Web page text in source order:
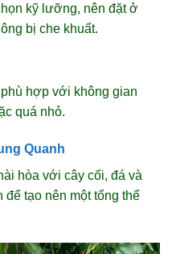
kỹ lưỡng, nên đặt ở
bị che khuất.
hợp với không gian
quá nhỏ.
Quanh
hòa với cây cối, đá và
tạo nên một tổng thể